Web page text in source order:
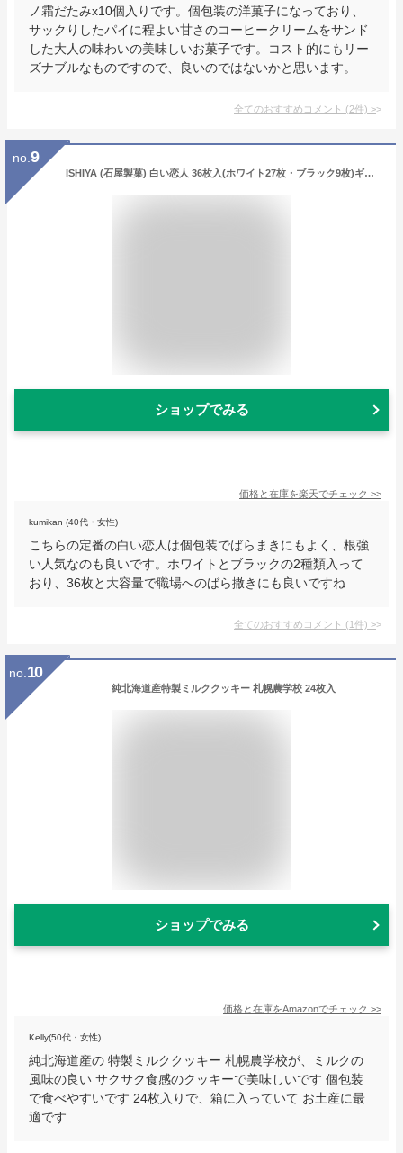
ノ霜だたみx10個入りです。個包装の洋菓子になっており、
サックりしたパイに程よい甘さのコーヒークリームをサンド
した大人の味わいの美味しいお菓子です。コスト的にもリー
ズナブルなものですので、良いのではないかと思います。
全てのおすすめコメント (2件) >
no. 9
ISHIYA (石屋製菓) 白い恋人 36枚入(ホワイト27枚・ブラック9枚)ギフト プチギフト スイーツ 白い恋人缶 札幌 お菓子 焼き菓子 ラングドシャ ばらまき 小分け 大量 個包装 缶入り お配り用 詰合せ 職場復帰 感謝 銘菓 有名
ショップでみる
価格と在庫を楽天でチェック >>
kumikan (40代・女性)
こちらの定番の白い恋人は個包装でばらまきにもよく、根強
い人気なのも良いです。ホワイトとブラックの2種類入って
おり、36枚と大容量で職場へのばら撒きにも良いですね
全てのおすすめコメント (1件) >
no. 10
純北海道産特製ミルククッキー 札幌農学校 24枚入
ショップでみる
価格と在庫をAmazonでチェック >>
Kelly(50代・女性)
純北海道産の 特製ミルククッキー 札幌農学校が、ミルクの
風味の良い サクサク食感のクッキーで美味しいです 個包装
で食べやすいです 24枚入りで、箱に入っていて お土産に最
適です